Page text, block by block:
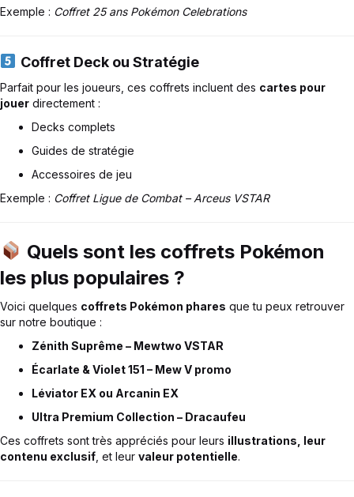
Exemple : Coffret 25 ans Pokémon Celebrations
Coffret Deck ou Stratégie
Parfait pour les joueurs, ces coffrets incluent des cartes pour
jouer directement :
Decks complets
Guides de stratégie
Accessoires de jeu
Exemple : Coffret Ligue de Combat – Arceus VSTAR
Quels sont les coffrets Pokémon
les plus populaires ?
Voici quelques coffrets Pokémon phares que tu peux retrouver
sur notre boutique :
Zénith Suprême – Mewtwo VSTAR
Écarlate & Violet 151 – Mew V promo
Léviator EX ou Arcanin EX
Ultra Premium Collection – Dracaufeu
Ces coffrets sont très appréciés pour leurs illustrations, leur
contenu exclusif , et leur valeur potentielle.